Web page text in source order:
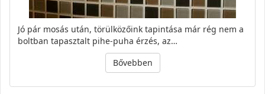
Jó pár mosás után, törülközőink tapintása már rég nem a
boltban tapasztalt pihe-puha érzés, az…
Bővebben